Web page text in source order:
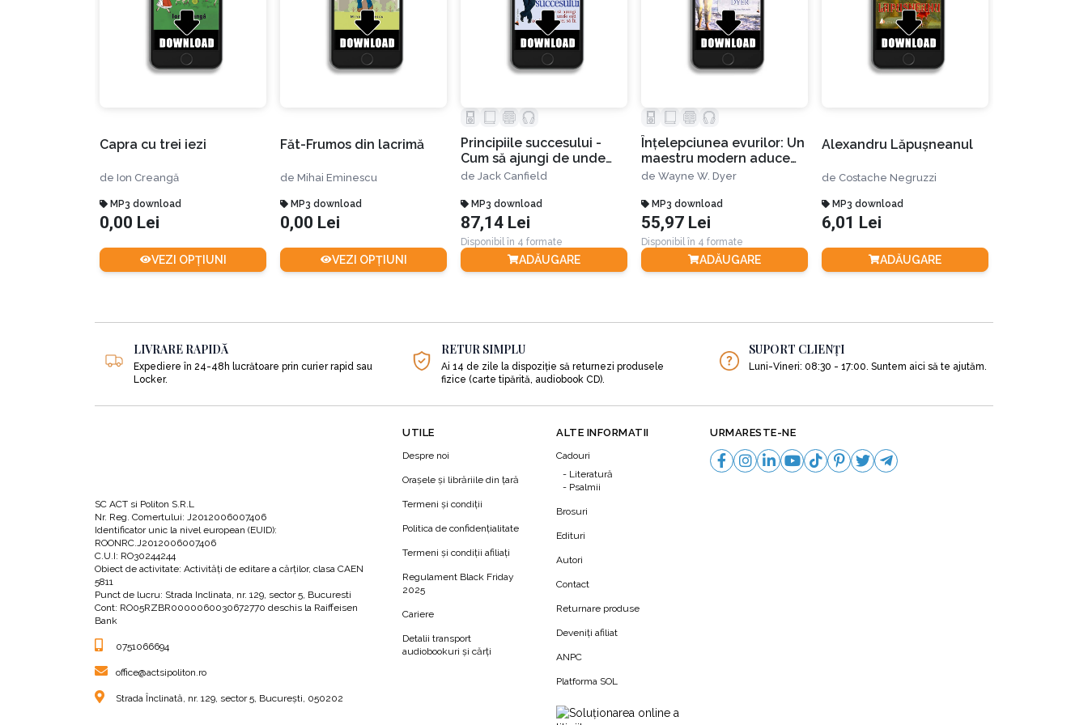
Capra cu trei iezi
de Ion Creangă
MP3 download
0,00 Lei
VEZI OPȚIUNI
Făt-Frumos din lacrimă
de Mihai Eminescu
MP3 download
0,00 Lei
VEZI OPȚIUNI
Principiile succesului -
Cum să ajungi de unde
eşti acolo unde vrei să fii
de Jack Canfield
MP3 download
87,14 Lei
Disponibil în 4 formate
ADĂUGARE
Înțelepciunea evurilor: Un
maestru modern aduce
adevărurile eterne în
de Wayne W. Dyer
MP3 download
55,97 Lei
Disponibil în 4 formate
ADĂUGARE
Alexandru Lăpuşneanul
de Costache Negruzzi
MP3 download
6,01 Lei
ADĂUGARE
LIVRARE RAPIDĂ
Expediere în 24-48h lucrătoare prin curier rapid sau
Locker.
RETUR SIMPLU
Ai 14 de zile la dispoziție să returnezi produsele
fizice (carte tipărită, audiobook CD).
SUPORT CLIENȚI
Luni-Vineri: 08:30 - 17:00. Suntem aici să te ajutăm.
SC ACT si Politon S.R.L
Nr. Reg. Comertului: J2012006007406
Identificator unic la nivel european (EUID):
ROONRC.J2012006007406
C.U.I: RO30244244
Obiect de activitate: Activităţi de editare a cărţilor, clasa CAEN
5811
Punct de lucru: Strada Inclinata, nr. 129, sector 5, Bucuresti
Cont: RO05RZBR0000060030672770 deschis la Raiffeisen
Bank
0751066694
office@actsipoliton.ro
Strada Înclinată, nr. 129, sector 5, București, 050202
UTILE
Despre noi
Orașele și librăriile din țară
Termeni şi condiţii
Politica de confidenţialitate
Termeni şi condiţii afiliaţi
Regulament Black Friday
2025
Cariere
Detalii transport
audiobookuri şi cărţi
ALTE INFORMATII
Cadouri
Literatură
Psalmii
Brosuri
Edituri
Autori
Contact
Returnare produse
Deveniți afiliat
ANPC
Platforma SOL
URMARESTE-NE